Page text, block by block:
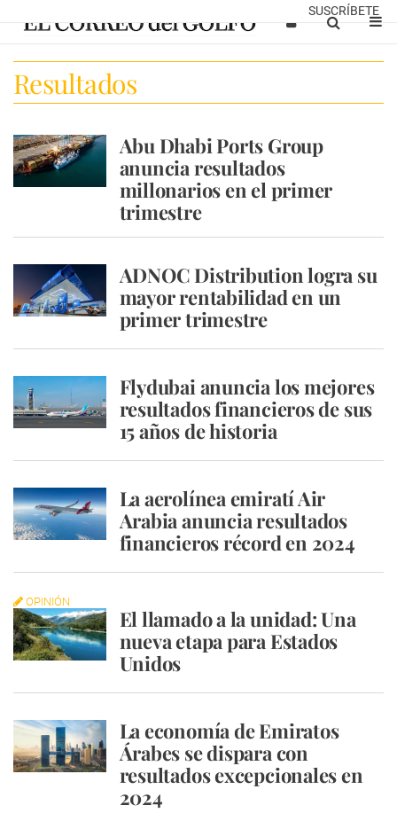
SUSCRÍBETE
Resultados
Abu Dhabi Ports Group
anuncia resultados
millonarios en el primer
trimestre
ADNOC Distribution logra su
mayor rentabilidad en un
primer trimestre
Flydubai anuncia los mejores
resultados financieros de sus
15 años de historia
La aerolínea emiratí Air
Arabia anuncia resultados
financieros récord en 2024
OPINIÓN
El llamado a la unidad: Una
nueva etapa para Estados
Unidos
La economía de Emiratos
Árabes se dispara con
resultados excepcionales en
2024